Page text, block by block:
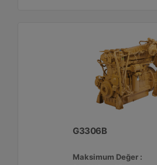
G3306B
Maksimum Değer :